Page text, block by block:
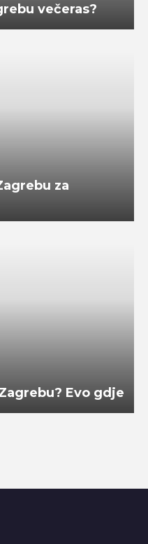
večeras?
za
Evo gdje